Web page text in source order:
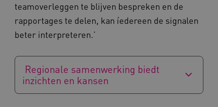
teamoverleggen te blijven bespreken en de
rapportages te delen, kan íedereen de signalen
beter interpreteren.’
Regionale samenwerking biedt
inzichten en kansen
BCSessionID